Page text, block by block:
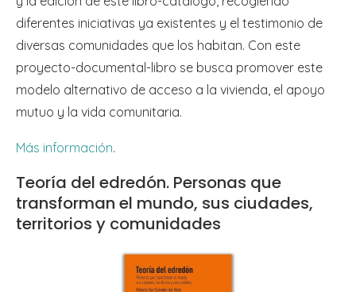
diferentes iniciativas ya existentes y el testimonio de
diversas comunidades que los habitan. Con este
proyecto-documental-libro se busca promover este
modelo alternativo de acceso a la vivienda, el apoyo
mutuo y la vida comunitaria.
Más información.
Teoría del edredón. Personas que
transforman el mundo, sus ciudades,
territorios y comunidades